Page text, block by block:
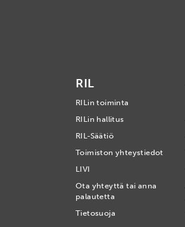
RIL
RILin toiminta
RILin hallitus
RIL-Säätiö
Toimiston yhteystiedot
LIVI
Ota yhteyttä tai anna
palautetta
Tietosuoja